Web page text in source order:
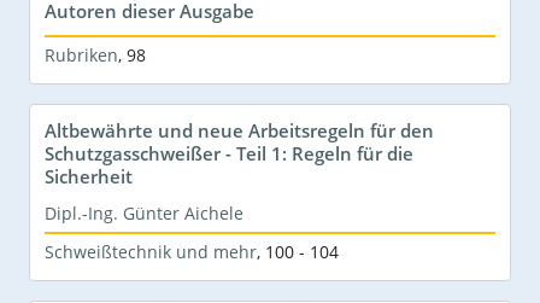
Autoren dieser Ausgabe
Rubriken, 98
Altbewährte und neue Arbeitsregeln für den
Schutzgasschweißer - Teil 1: Regeln für die
Sicherheit
Dipl.-Ing. Günter Aichele
Schweißtechnik und mehr, 100 - 104